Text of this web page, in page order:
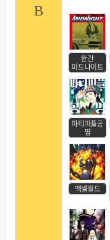
B
완간
미드나이트
파티피플공
명
액셀월드